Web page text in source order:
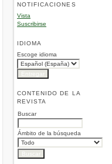
NOTIFICACIONES
Vista
Suscribirse
IDIOMA
Escoge idioma
CONTENIDO DE LA
REVISTA
Buscar
Ámbito de la búsqueda